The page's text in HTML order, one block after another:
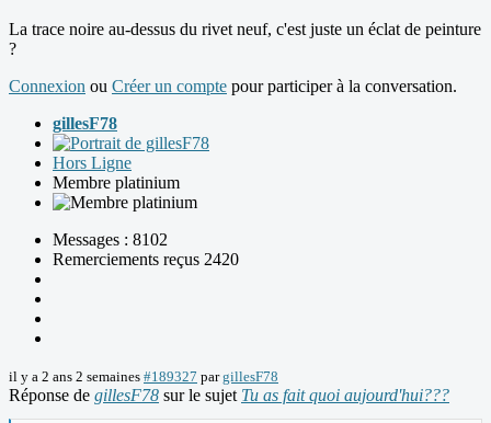
La trace noire au-dessus du rivet neuf, c'est juste un éclat de peinture
?
Connexion ou Créer un compte pour participer à la conversation.
gillesF78
Hors Ligne
Membre platinium
Messages : 8102
Remerciements reçus 2420
il y a 2 ans 2 semaines #189327 pargillesF78
Réponse de gillesF78 sur le sujet Tu as fait quoi aujourd'hui???